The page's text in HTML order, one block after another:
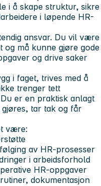
i å skape struktur, sikre
i løpende HR-
ansvar. Du vil være
og må kunne gjøre gode
og drive saker
i faget, trives med å
trenger tett
er en praktisk anlagt
tar tak og får
være:
av HR-prosesser
i arbeidsforhold
HR-oppgaver
dokumentasjon